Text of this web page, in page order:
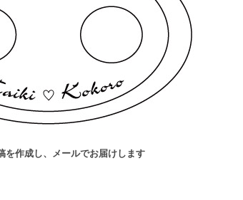
作成し、メールでお届けします